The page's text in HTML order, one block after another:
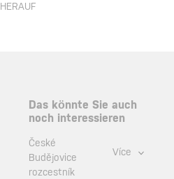
HERAUF
Das könnte Sie auch
noch interessieren
České
Budějovice
rozcestník
Více